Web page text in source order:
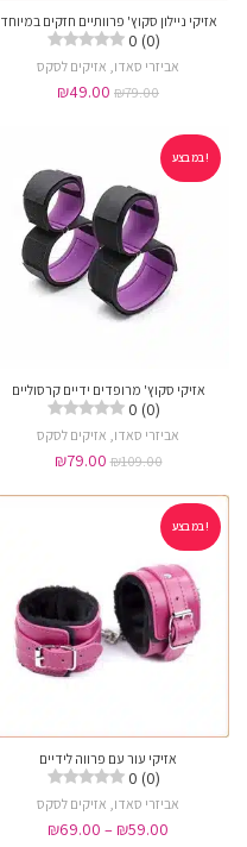
אזיקי ניילון סקוץ' פרוותיים חזקים במיוחד
0 (0)
אביזרי סאדו, אזיקים לסקס
₪79.00
₪49.00
במבצע!
אזיקי סקוץ' מרופדים ידיים קרסוליים
0 (0)
אביזרי סאדו, אזיקים לסקס
₪109.00
₪79.00
במבצע!
אזיקי עור עם פרווה לידיים
0 (0)
אביזרי סאדו, אזיקים לסקס
₪59.00
–
₪69.00